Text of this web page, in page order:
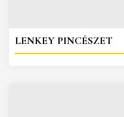
LENKEY PINCÉSZET